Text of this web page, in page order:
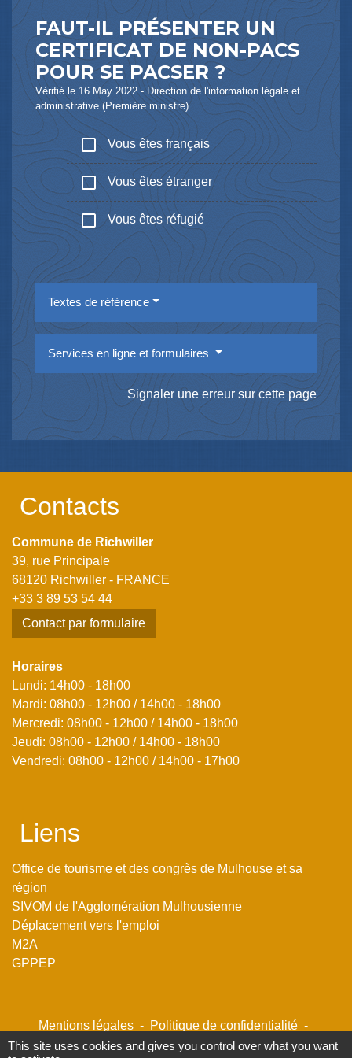
FAUT-IL PRÉSENTER UN
CERTIFICAT DE NON-PACS
POUR SE PACSER ?
Vérifié le 16 May 2022 - Direction de l'information légale et
administrative (Première ministre)
check_box_outline_blank Vous êtes français
check_box_outline_blank Vous êtes étranger
check_box_outline_blank Vous êtes réfugié
Textes de référence
Services en ligne et formulaires
Signaler une erreur sur cette page
Contacts
Commune de Richwiller
39, rue Principale
68120 Richwiller - FRANCE
+33 3 89 53 54 44
Contact par formulaire
Horaires
Lundi: 14h00 - 18h00
Mardi: 08h00 - 12h00 / 14h00 - 18h00
Mercredi: 08h00 - 12h00 / 14h00 - 18h00
Jeudi: 08h00 - 12h00 / 14h00 - 18h00
Vendredi: 08h00 - 12h00 / 14h00 - 17h00
Liens
Office de tourisme et des congrès de Mulhouse et sa
région
SIVOM de l'Agglomération Mulhousienne
Déplacement vers l'emploi
M2A
GPPEP
Mentions légales - Politique de confidentialité -
Accessibilité - Plan du site - Gestion des cookies
This site uses cookies and gives you control over what you want